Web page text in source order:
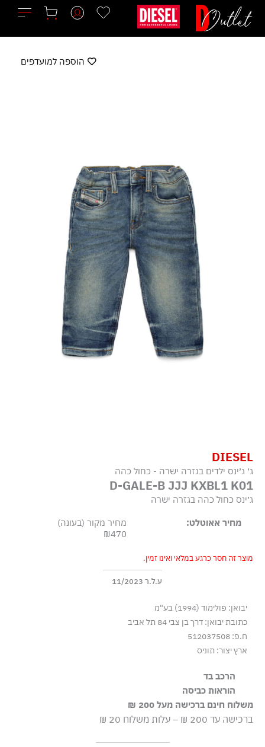
לתוכן
DIESEL
ג׳ ג׳ינס ילדים בגזרה ישרה - כחול כהה
D-GALE-B JJJ KXBL1 K01
ג׳ינס כחול כהה בגזרה ישרה
מחיר אאוטלט:
מחיר מקור (בעונה)
₪470
מוצר זה חסר כרגע במלאי ואינו זמין.
ע.ל.ר 11/2023
יבואן: פולימוד (1994) בע"מ
כתובת יבואן: דרך בן צבי 84 תל אביב
ח.פ: 512037508
ארץ יצור: תוניס
הרכב בד
82% כותנה 16% פוליאסטר 2% אלסטןהוראות כביסה
כביסה עדינה במכונה עד-30°C
ללא חומרי הלבנה, ללא השריה
גיהוץ בחום נמוך
משלוח חינם ברכישה מעל 200 ₪
ברכישה עד 200 ₪ – עלות משלוח 20 ₪
הוספה למועדפים